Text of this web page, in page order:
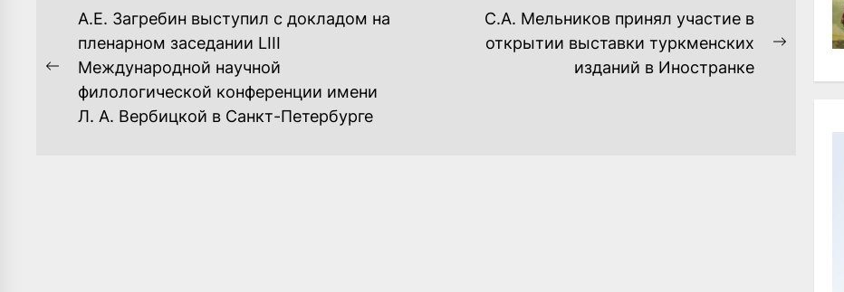
НАВИГАЦИЯ
ЗАПИСЯМ
Previous
post:
А.Е. Загребин выступил с докладом на
пленарном заседании LIII
Международной научной
филологической конференции имени
Л. А. Вербицкой в Санкт-Петербурге
post:
С.А. Мельников принял участие в
открытии выставки туркменских
изданий в Иностранке